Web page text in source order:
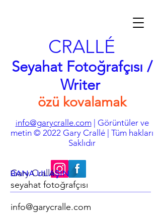
CRALLÉ
Seyahat Fotoğrafçısı /
Writer
özü kovalamak
info@garycralle.com| Görüntüler ve
metin © 2022 Gary Crallé | Tüm hakları
Saklıdır
BANA ULAŞIN
Gary Crallé
seyahat fotoğrafçısı
info@garycralle.com